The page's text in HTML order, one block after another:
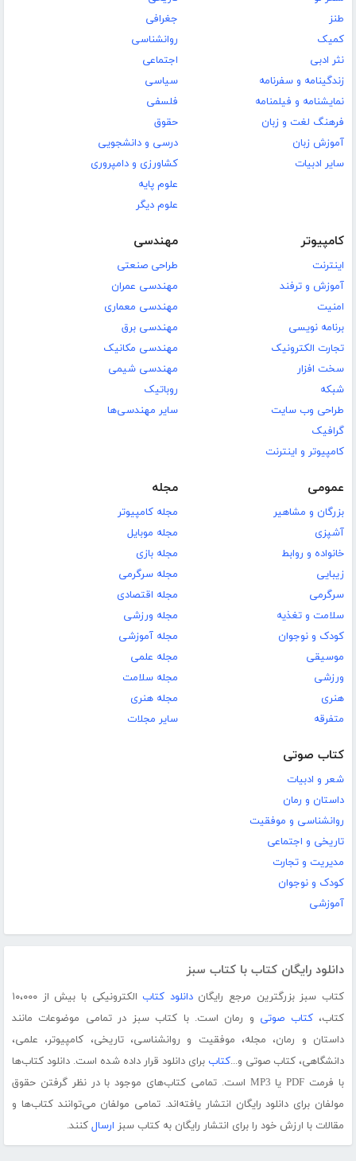
طنز
کمیک
نثر ادبی
زندگینامه و سفرنامه
نمایشنامه و فیلمنامه
فرهنگ لغت و زبان
آموزش زبان
سایر ادبیات
جغرافی
روانشناسی
اجتماعی
سیاسی
فلسفی
حقوق
درسی و دانشجویی
کشاورزی و دامپروری
علوم پایه
علوم دیگر
کامپیوتر
اینترنت
آموزش و ترفند
امنیت
برنامه نویسی
تجارت الکترونیک
سخت افزار
شبکه
طراحی وب سایت
گرافیک
کامپیوتر و اینترنت
مهندسی
طراحی صنعتی
مهندسی عمران
مهندسی معماری
مهندسی برق
مهندسی مکانیک
مهندسی شیمی
روباتیک
سایر مهندسی‌ها
عمومی
بزرگان و مشاهیر
آشپزی
خانواده و روابط
زیبایی
سرگرمی
سلامت و تغذیه
کودک و نوجوان
موسیقی
ورزشی
هنری
متفرقه
مجله
مجله کامپیوتر
مجله موبایل
مجله بازی
مجله سرگرمی
مجله اقتصادی
مجله ورزشی
مجله آموزشی
مجله علمی
مجله سلامت
مجله هنری
سایر مجلات
کتاب صوتی
شعر و ادبیات
داستان و رمان
روانشناسی و موفقیت
تاریخی و اجتماعی
مدیریت و تجارت
کودک و نوجوان
آموزشی
دانلود رایگان کتاب با کتاب سبز
کتاب سبز بزرگترین مرجع رایگاندانلود کتاب
الکترونیکی با بیش از ۱۰،۰۰۰
کتاب،کتاب صوتی و رمان است. با کتاب سبز در تمامی موضوعات مانند
داستان و رمان، مجله، موفقیت و روانشناسی، تاریخی، کامپیوتر، علمی،
دانشگاهی، کتاب صوتی و...کتاب برای دانلود قرار داده شده است. دانلود کتاب‌ها
با فرمت PDF یا MP3 است. تمامی کتاب‌های موجود با در نظر گرفتن حقوق
مولفان برای دانلود رایگان انتشار یافته‌اند. تمامی مولفان می‌توانند کتاب‌ها و
مقالات با ارزش خود را برای انتشار رایگان به کتاب سبز ارسال کنند.